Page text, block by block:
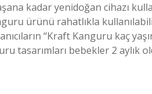
kadar yenidoğan cihazı
ürünü rahatlıkla
“Kraft Kanguru kaç
tasarımları bebekler 2 aylık